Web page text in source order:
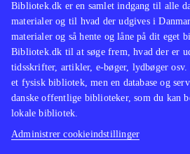
Bibliotek.dk er en samlet indgang til alle
materialer og til hvad der udgives i
materialer og så hente og låne på dit eget
Bibliotek.dk til at søge frem, hvad der er
tidsskrifter, artikler, e-bøger, lydbøger
et fysisk bibliotek, men en database og
danske offentlige biblioteker, som du kan
lokale bibliotek.
Administrer cookieindstillinger